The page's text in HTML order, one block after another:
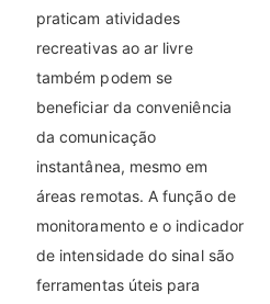
praticam atividades
recreativas ao ar livre
também podem se
beneficiar da conveniência
da comunicação
instantânea, mesmo em
áreas remotas. A função de
monitoramento e o indicador
de intensidade do sinal são
ferramentas úteis para